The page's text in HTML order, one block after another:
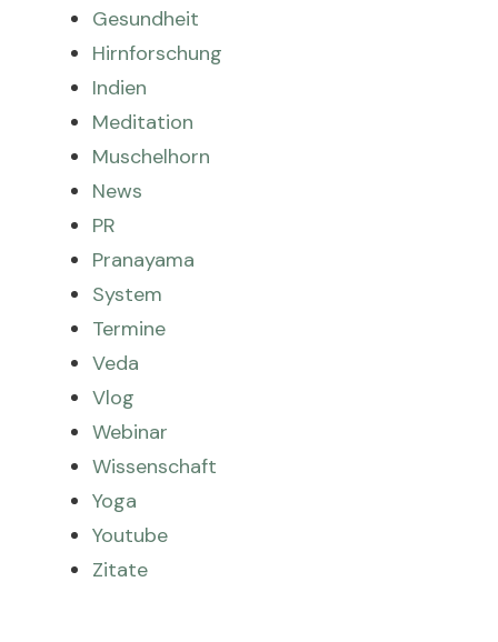
Gesundheit
Hirnforschung
Indien
Meditation
Muschelhorn
News
PR
Pranayama
System
Termine
Veda
Vlog
Webinar
Wissenschaft
Yoga
Youtube
Zitate